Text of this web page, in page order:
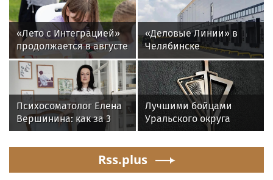
«Лето с Интеграцией»
продолжается в августе
— заключительный
месяц программы
«Деловые Линии» в
Челябинске
переезжают на новый
адрес
Психосоматолог Елена
Вершинина: как за 3
минуты вернуть себе
Лучшими бойцами
Уральского округа
Росгвардии стали
озерского соединения
Rss.plus